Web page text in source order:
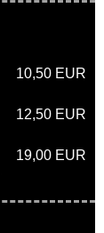
10,50 EUR
12,50 EUR
19,00 EUR